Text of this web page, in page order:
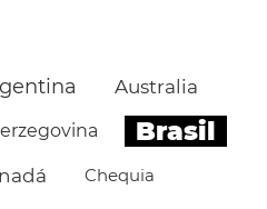
Australia
Brasil
Chequia